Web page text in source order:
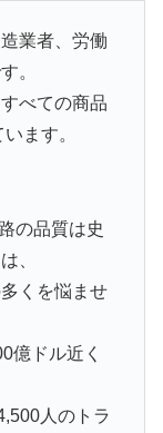
業者、労働
。
べての商品
ます。
の品質は史
、
くを悩ませ
億ドル近く
人のトラ